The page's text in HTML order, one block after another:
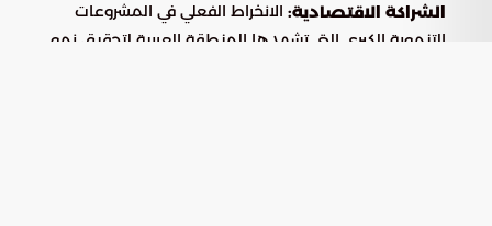
الشراكة الاقتصادية: الانخراط الفعلي في المشروعات
التنموية الكبرى التي تشهدها المنطقة العربية لتحقيق نمو